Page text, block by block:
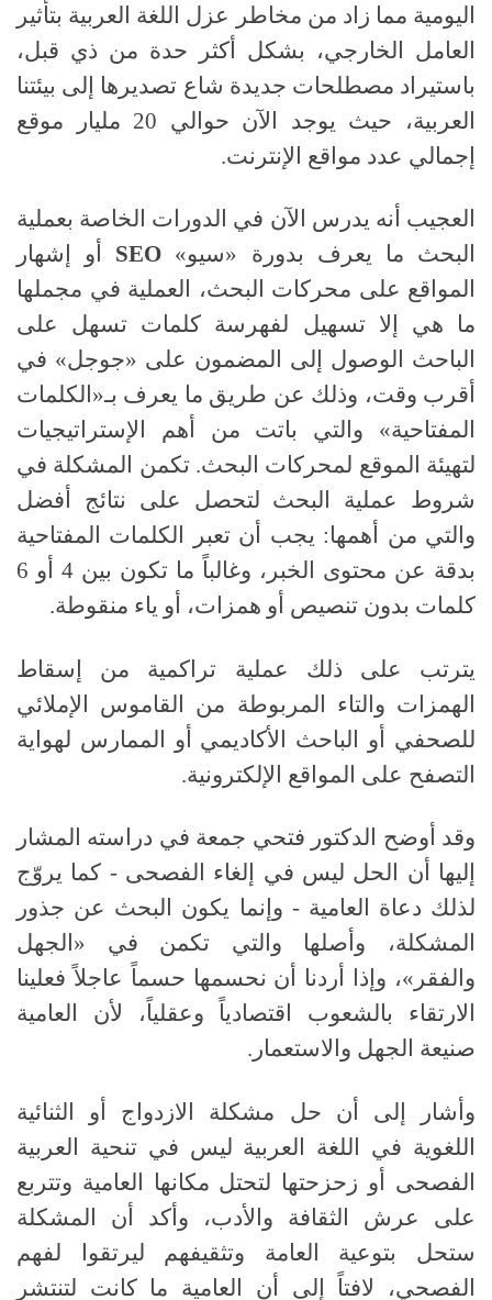
اليومية مما زاد من مخاطر عزل اللغة العربية بتأثير
العامل الخارجي، بشكل أكثر حدة من ذي قبل،
باستيراد مصطلحات جديدة شاع تصديرها إلى بيئتنا
العربية، حيث يوجد الآن حوالي
مليار موقع
إجمالي عدد مواقع الإنترنت.
العجيب أنه يدرس الآن في الدورات الخاصة بعملية
البحث ما يعرف بدورة «سيو» SEO
أو إشهار
المواقع على محركات البحث، العملية في مجملها
ما هي إلا تسهيل لفهرسة كلمات تسهل على
الباحث الوصول إلى المضمون على «جوجل» في
أقرب وقت، وذلك عن طريق ما يعرف بـ«الكلمات
المفتاحية» والتي باتت من أهم الإستراتيجيات
لتهيئة الموقع لمحركات البحث.تكمن المشكلة في
شروط عملية البحث لتحصل على نتائج أفضل
والتي من أهمها: يجب أن تعبر الكلمات المفتاحية
بدقة عن محتوى الخبر، وغالباً ما تكون بين
أو
كلمات بدون تنصيص أو همزات، أو ياء منقوطة.
يترتب على ذلك عملية تراكمية من إسقاط
الهمزات والتاء المربوطة من القاموس الإملائي
للصحفي أو الباحث الأكاديمي أو الممارس لهواية
التصفح على المواقع الإلكترونية.
وقد أوضح الدكتور فتحي جمعة في دراسته المشار
إليها أن الحل ليس في إلغاء الفصحى - كما يروّج
لذلك دعاة العامية- وإنما يكون البحث عن جذور
المشكلة، وأصلها والتي تكمن في «الجهل
والفقر»، وإذا أردنا أن نحسمها حسماً عاجلاً فعلينا
الارتقاء بالشعوب اقتصادياً وعقلياً، لأن العامية
صنيعة الجهل والاستعمار .
وأشار إلى أن حل مشكلة الازدواج أو الثنائية
اللغوية في اللغة العربية ليس في تنحية العربية
الفصحى أو زحزحتها لتحتل مكانها العامية وتتربع
على عرش الثقافة والأدب، وأكد أن المشكلة
ستحل بتوعية العامة وتثقيفهم ليرتقوا لفهم
الفصحي، لافتاً إلى أن العامية ما كانت لتنتشر